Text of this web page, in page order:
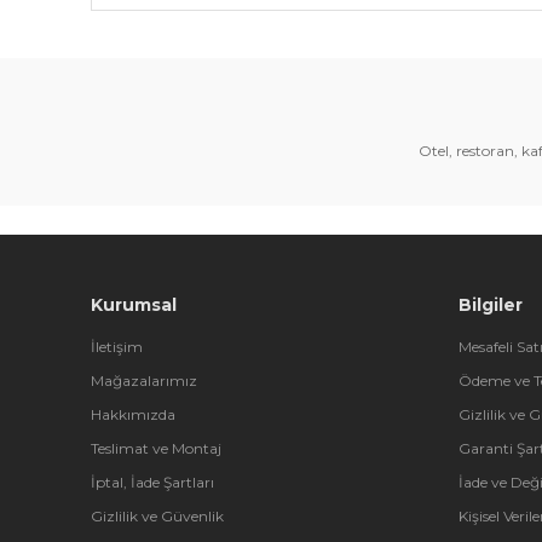
Bu ürünün fiyat bilgisi, resim, ürün
Ürün bilgilerinde hatalar bulunuyor.
Otel, restoran,
Kurumsal
İletişim
Mağazalarımız
Hakkımızda
Teslimat ve Montaj
İptal, İade Şartları
Gizlilik ve Güvenlik
Bilgiler
Mesafeli
Ödeme ve
Gizlilik ve
Garanti
İade ve
Kişisel